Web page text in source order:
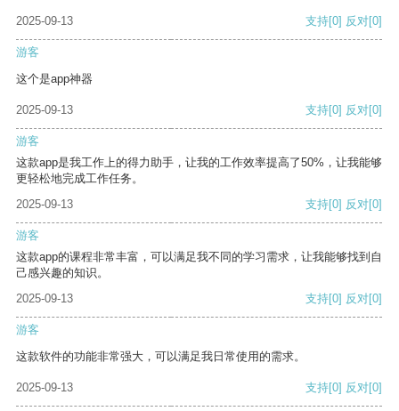
2025-09-13 支持[0] 反对[0]
游客
这个是app神器
2025-09-13 支持[0] 反对[0]
游客
这款app是我工作上的得力助手，让我的工作效率提高了50%，让我能够
更轻松地完成工作任务。
2025-09-13
支持[0] 反对[0]
游客
这款app的课程非常丰富，可以满足我不同的学习需求，让我能够找到自
己感兴趣的知识。
2025-09-13
支持[0] 反对[0]
游客
这款软件的功能非常强大，可以满足我日常使用的需求。
2025-09-13 支持[0] 反对[0]